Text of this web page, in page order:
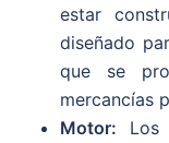
estar
diseñado
que se
mercancías
Motor: Los